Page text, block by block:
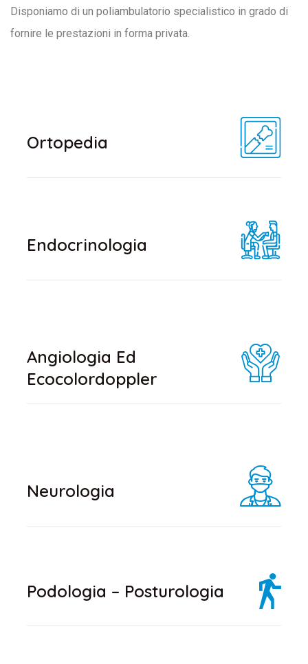
Disponiamo di un poliambulatorio specialistico in grado di
fornire le prestazioni in forma privata.
Ortopedia
Endocrinologia
Angiologia Ed
Ecocolordoppler
Neurologia
Podologia – Posturologia